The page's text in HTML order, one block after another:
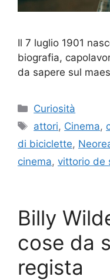
Il 7 luglio 1901
biografia,
da sapere sul
Categorie
Curiosità
Tag
attori, Cinema,
di biciclette,
cinema, vittorio de
Billy
cose da
regista